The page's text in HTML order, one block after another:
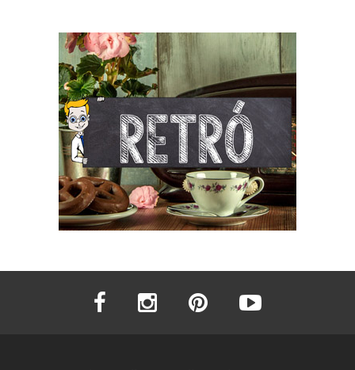
facebook instagram